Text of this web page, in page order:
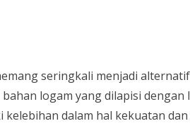
seringkali menjadi
logam yang dilapisi
dalam hal kekuatan